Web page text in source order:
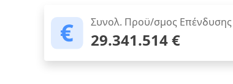
Συνολ. Προϋ/σμος Επένδυσης
29.341.514 €